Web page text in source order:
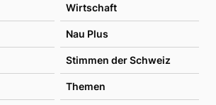
Wirtschaft
Nau Plus
Stimmen der Schweiz
Themen